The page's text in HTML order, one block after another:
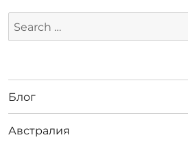
Search
for:
Блог
Австралия